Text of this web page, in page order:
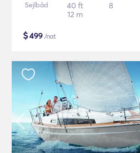
Sejlbåd
40 ft
12 m
8
$499 /nat